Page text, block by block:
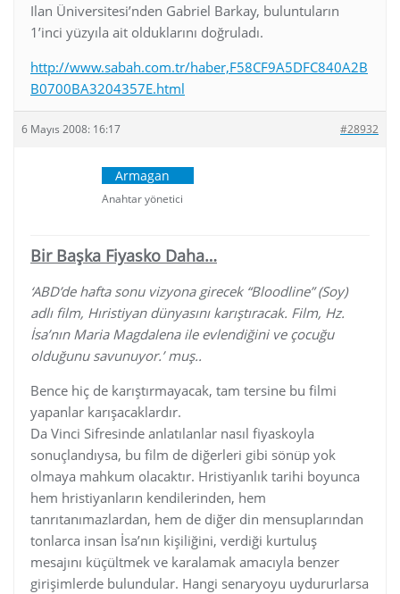
Ilan Üniversitesi’nden Gabriel Barkay, buluntuların
1’inci yüzyıla ait olduklarını doğruladı.
http://www.sabah.com.tr/haber,F58CF9A5DFC840A2B
B0700BA3204357E.html
6 Mayıs 2008: 16:17 #28932
Armagan
Anahtar yönetici
Bir Başka Fiyasko Daha…
‘ABD’de hafta sonu vizyona girecek “Bloodline” (Soy)
adlı film, Hıristiyan dünyasını karıştıracak. Film, Hz.
İsa’nın Maria Magdalena ile evlendiğini ve çocuğu
olduğunu savunuyor.’ muş..
Bence hiç de karıştırmayacak, tam tersine bu filmi
yapanlar karışacaklardır.
Da Vinci Sifresinde anlatılanlar nasıl fiyaskoyla
sonuçlandıysa, bu film de diğerleri gibi sönüp yok
olmaya mahkum olacaktır. Hristiyanlık tarihi boyunca
hem hristiyanların kendilerinden, hem
tanrıtanımazlardan, hem de diğer din mensuplarından
tonlarca insan İsa’nın kişiliğini, verdiği kurtuluş
mesajını küçültmek ve karalamak amacıyla benzer
girişimlerde bulundular. Hangi senaryoyu uydururlarsa